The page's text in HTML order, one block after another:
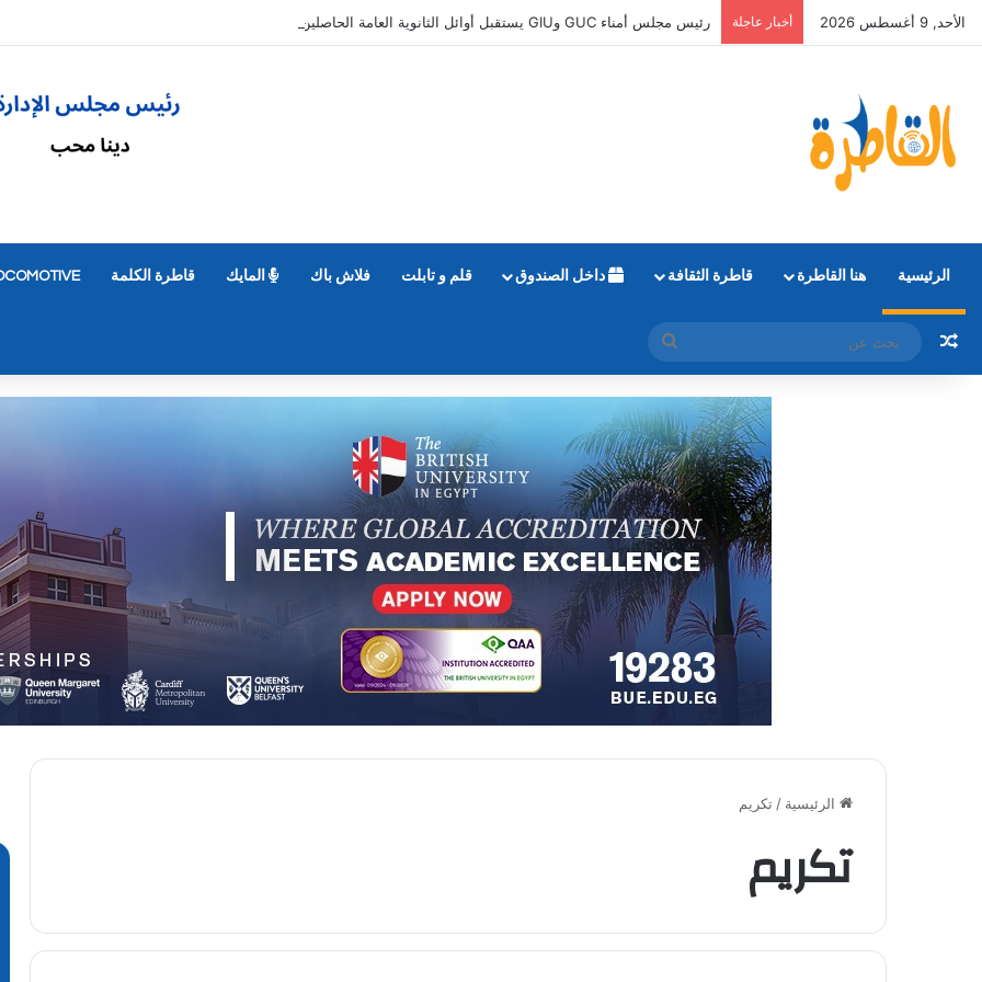
الأحد, 9 أغسطس 2026 أخبار عاجلة رئيس مجلس أمناء GUC وGIU يستقبل أوائل الثانوية العامة الحاصلين على منح دراسية كاملة
الرئيسية هنا القاطرة قاطرة الثقافة داخل الصندوق قلم و تابلت فلاش باك المايك قاطرة الكلمة
مقال عشوائي
بحث
عن
الرئيسية / تكريم
تكريم